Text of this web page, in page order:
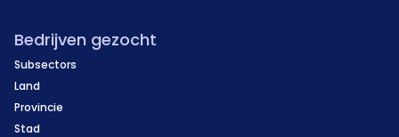
Bedrijven gezocht
Subsectors
Land
Provincie
Stad